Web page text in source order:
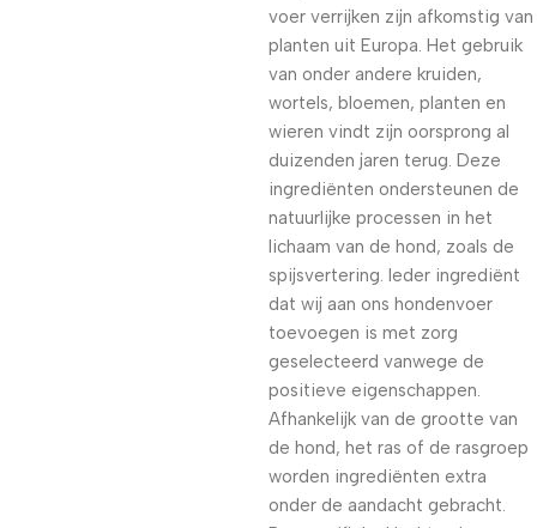
voer verrijken zijn afkomstig van
planten uit Europa. Het gebruik
van onder andere kruiden,
wortels, bloemen, planten en
wieren vindt zijn oorsprong al
duizenden jaren terug. Deze
ingrediënten ondersteunen de
natuurlijke processen in het
lichaam van de hond, zoals de
spijsvertering. Ieder ingrediënt
dat wij aan ons hondenvoer
toevoegen is met zorg
geselecteerd vanwege de
positieve eigenschappen.
Afhankelijk van de grootte van
de hond, het ras of de rasgroep
worden ingrediënten extra
onder de aandacht gebracht.